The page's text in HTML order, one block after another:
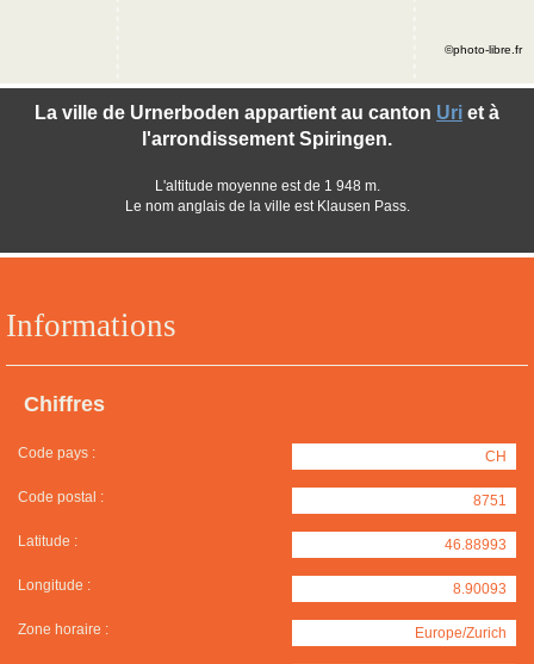
Informations
Chiffres
Code pays : CH
Code postal : 8751
Latitude : 46.88993
Longitude : 8.90093
Zone horaire : Europe/Zurich
La ville de Urnerboden appartient au canton Uri et à
l'arrondissement Spiringen.
L'altitude moyenne est de 1 948 m.
Le nom anglais de la ville est Klausen Pass.
©photo-libre.fr